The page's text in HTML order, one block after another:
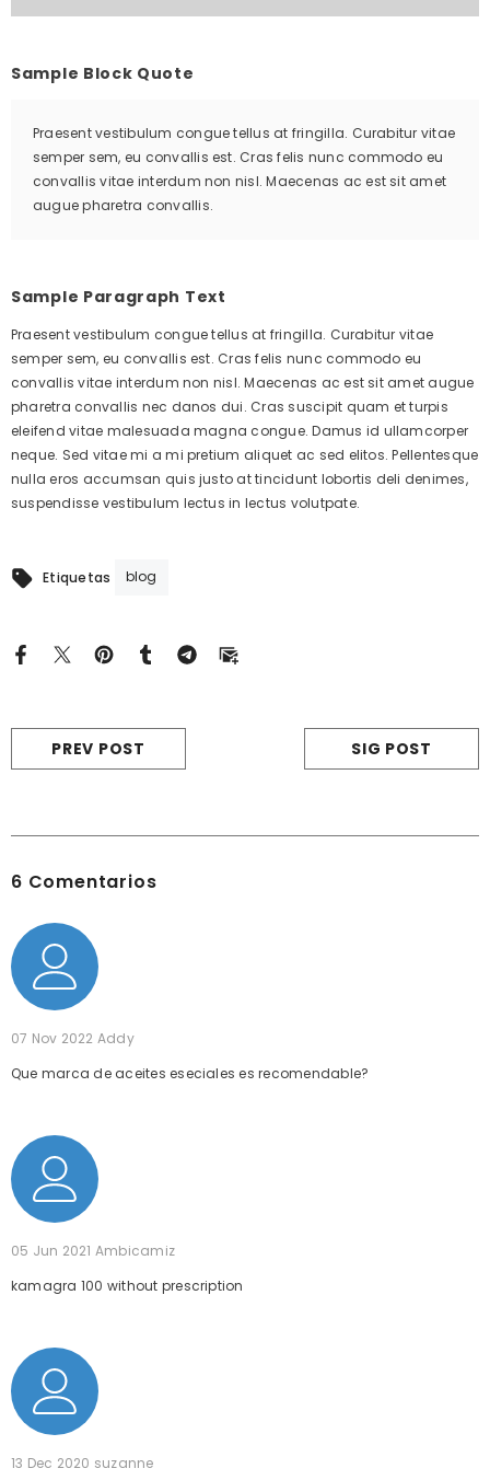
Sample Block Quote
Praesent vestibulum congue tellus at fringilla. Curabitur vitae
semper sem, eu convallis est. Cras felis nunc commodo eu
convallis vitae interdum non nisl. Maecenas ac est sit amet
augue pharetra convallis.
Sample Paragraph Text
Praesent vestibulum congue tellus at fringilla. Curabitur vitae
semper sem, eu convallis est. Cras felis nunc commodo eu
convallis vitae interdum non nisl. Maecenas ac est sit amet augue
pharetra convallis nec danos dui. Cras suscipit quam et turpis
eleifend vitae malesuada magna congue. Damus id ullamcorper
neque. Sed vitae mi a mi pretium aliquet ac sed elitos. Pellentesque
nulla eros accumsan quis justo at tincidunt lobortis deli denimes,
suspendisse vestibulum lectus in lectus volutpate.
Etiquetas blog
PREV POST SIG POST
6 Comentarios
07 Nov 2022 Addy
Que marca de aceites eseciales es recomendable?
05 Jun 2021 Ambicamiz
kamagra 100 without prescription
13 Dec 2020 suzanne